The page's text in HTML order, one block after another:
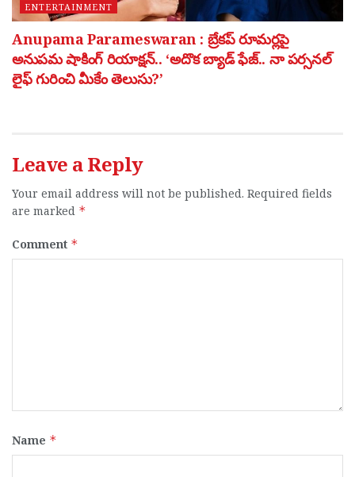
ENTERTAINMENT
Anupama Parameswaran : బ్రేకప్ రూమర్లపై
అనుపమ షాకింగ్ రియాక్షన్.. ‘అదొక బ్యాడ్ ఫేజ్.. నా పర్సనల్
లైఫ్ గురించి మీకేం తెలుసు?’
Leave a Reply
Your email address will not be published. Required fields
are marked *
Comment *
Name *